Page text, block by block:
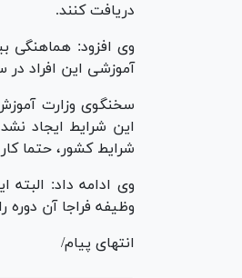
دریافت کنند.
آموزشی این افراد در
شرایط کشور، حتما
وظیفه فراجا آن دوره
انتهای پیام/